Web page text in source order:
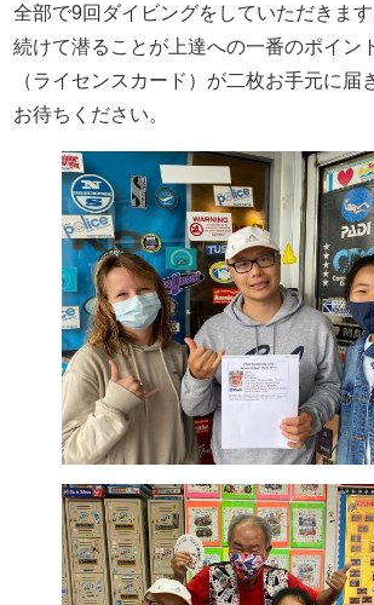
全部で9回ダイビングをしていただきま
続けて潜ることが上達への一番のポイン
（ライセンスカード）が二枚お手元に届
お待ちください。